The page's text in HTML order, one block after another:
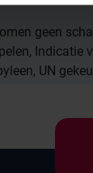
geen
Indicatie
UN